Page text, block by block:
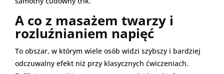
A co z masażem twarzy i
rozluźnianiem napięć
To obszar, w którym wiele osób widzi szybszy i bardziej
odczuwalny efekt niż przy klasycznych ćwiczeniach.